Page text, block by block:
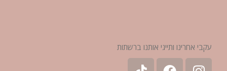
עקבי אחרינו ותייגי אותנו ברשתות